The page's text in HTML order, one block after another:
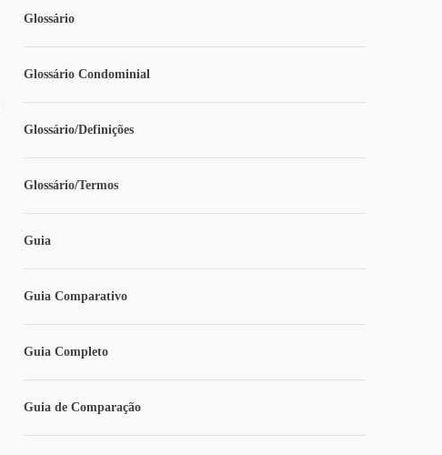
Glossário
Glossário Condominial
Glossário/Definições
Glossário/Termos
Guia
Guia Comparativo
Guia Completo
Guia de Comparação